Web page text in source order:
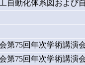
自動化体系図および
第75回年次学術講演
第75回年次学術講演